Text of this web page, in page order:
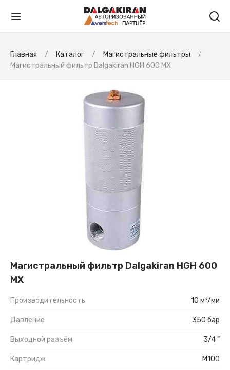
Главная Каталог
Магистральные фильтры
Магистральный фильтр Dalgakiran HGH 600 MX
Магистральный фильтр Dalgakiran HGH 600
MX
Производительность 10 м³/ми
Давление 350 бар
Выходной разъём 3/4 "
Картридж М100